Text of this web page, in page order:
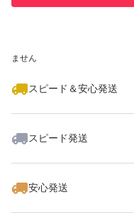
ません
スピード＆安心発送
スピード発送
安心発送